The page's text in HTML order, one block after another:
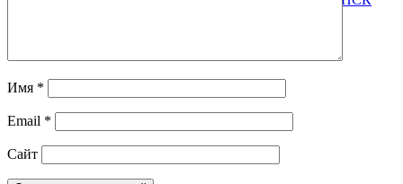
Имя *
Email *
Сайт